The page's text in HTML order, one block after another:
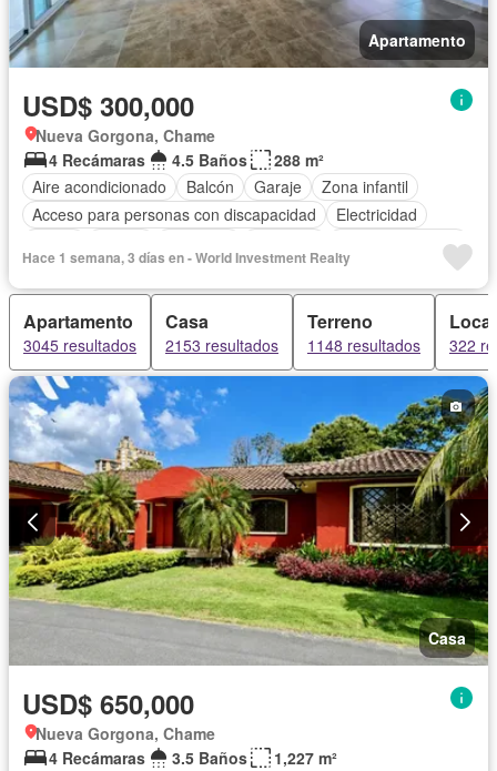
Apartamento
USD$ 300,000
Nueva Gorgona, Chame
4 Recámaras
4.5 Baños
288 m²
Aire acondicionado
Balcón Garaje
Zona infantil
Acceso para personas con discapacidad
Electricidad
Vista panorámica
Seguridad
Piscina Agua
Hace 1 semana, 3 días en - World Investment Realty
Apartamento
3045 resultados
Casa
2153 resultados
Terreno
1148 resultados 322
Casa
USD$ 650,000
Nueva Gorgona, Chame
4 Recámaras
3.5 Baños 1,227 m²